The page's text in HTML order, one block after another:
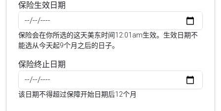
保险生效日期
保险会在你所选的这天美东时间12:01am生效。生效日期不
能选从今天起9个月之后的日子。
保险终止日期
该日期不得超过保障开始日期后12个月